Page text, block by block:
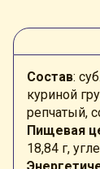
Состав:
куриной
репчатый,
Пищевая
18,84 г,